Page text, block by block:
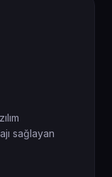
sağlayan